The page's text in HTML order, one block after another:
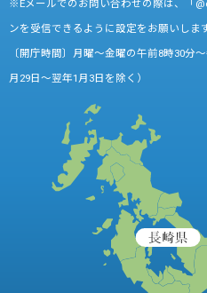
※Eメールでのお問い合わせの際は、「
ンを受信できるように設定をお願いします
〔開庁時間〕月曜～金曜の午前8時30分
月29日～翌年1月3日を除く）